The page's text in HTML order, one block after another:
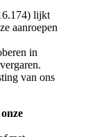
lijkt
aanroepen
in
van ons